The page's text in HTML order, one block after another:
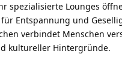
spezialisierte Lounges
Entspannung und
verbindet Menschen
kultureller Hintergründe.